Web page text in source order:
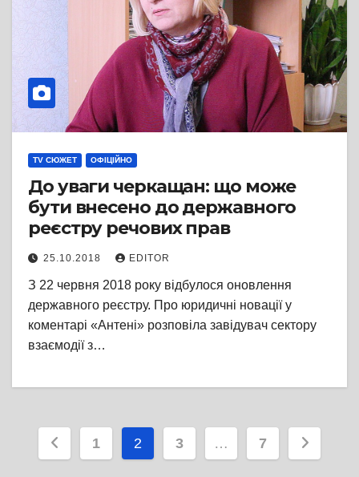
TV СЮЖЕТ ОФІЦІЙНО
До уваги черкащан: що може
бути внесено до державного
реєстру речових прав
25.10.2018 EDITOR
З 22 червня 2018 року відбулося оновлення
державного реєстру. Про юридичні новації у
коментарі «Антені» розповіла завідувач сектору
взаємодії з…
Пагінація
1 2 3 … 7